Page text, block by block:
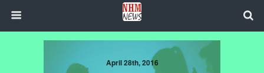
April 28th, 2016